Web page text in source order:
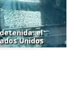
el
Unidos